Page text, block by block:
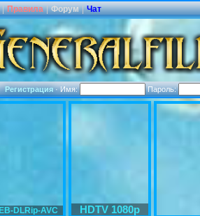
| Правила | Форум | Чат
Регистрация·Имя: Пароль:
DLRip-AVC HDTV 1080p